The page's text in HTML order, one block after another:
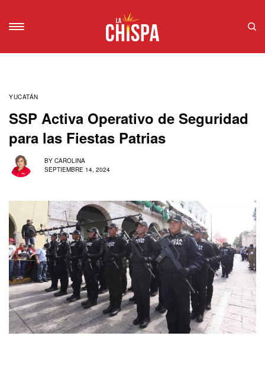
YUCATÁN
SSP Activa Operativo de Seguridad
para las Fiestas Patrias
BY CAROLINA
SEPTIEMBRE 14, 2024